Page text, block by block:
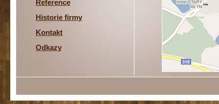
Reference
Historie firmy
Kontakt
Odkazy